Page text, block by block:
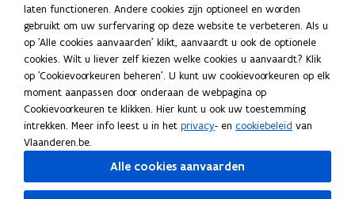
Taaladviezen
Spellingregels
Tips voor duidelijke taal
Bekijk ook
Spellingtests
Boek- en webwijzer
laten functioneren. Andere cookies zijn optioneel en worden
gebruikt om uw surfervaring op deze website te verbeteren. Als u
op 'Alle cookies aanvaarden' klikt, aanvaardt u ook de optionele
cookies. Wilt u liever zelf kiezen welke cookies u aanvaardt? Klik
op 'Cookievoorkeuren beheren'. U kunt uw cookievoorkeuren op elk
moment aanpassen door onderaan de webpagina op
Cookievoorkeuren te klikken. Hier kunt u ook uw toestemming
intrekken. Meer info leest u in het privacy- en cookiebeleid van
Vlaanderen.be.
Alle cookies aanvaarden